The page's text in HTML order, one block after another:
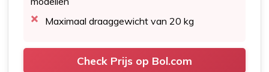
Maximaal draaggewicht van 20 kg
Check Prijs op Bol.com